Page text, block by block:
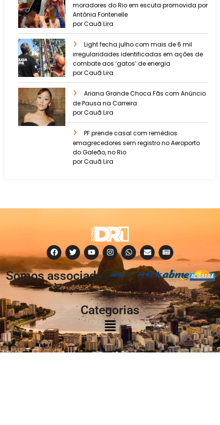
moradores do Rio em escuta promovida por
Antônia Fontenelle
por Cauã Lira
Light fecha julho com mais de 6 mil
irregularidades identificadas em ações de
combate aos ‘gatos’ de energia
por Cauã Lira
Ariana Grande Choca Fãs com Anúncio
de Pausa na Carreira
por Cauã Lira
PF prende casal com remédios
emagrecedores sem registro no Aeroporto
do Galeão, no Rio
por Cauã Lira
Somos associados
à:
Categorias